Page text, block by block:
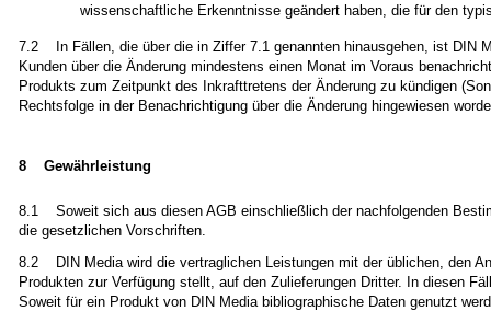
wissenschaftliche Erkenntnisse geändert haben, die für den
7.2 In Fällen, die über die in Ziffer 7.1 genannten hinausgehen, ist DIN
Kunden über die Änderung mindestens einen Monat im Voraus
Produkts zum Zeitpunkt des Inkrafttretens der Änderung zu kündigen
Rechtsfolge in der Benachrichtigung über die Änderung hingewiesen
8 Gewährleistung
8.1 Soweit sich aus diesen AGB einschließlich der nachfolgenden
die gesetzlichen Vorschriften.
8.2 DIN Media wird die vertraglichen Leistungen mit der üblichen, den
Produkten zur Verfügung stellt, auf den Zulieferungen Dritter. In diesen
Soweit für ein Produkt von DIN Media bibliographische Daten genutzt